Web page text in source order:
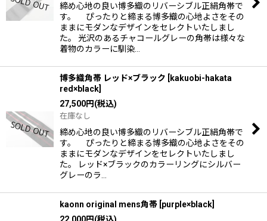
締め心地の良い博多織のリバーシブル正絹角帯で
す。 ぴったりと締まる博多織の心地よさをその
ままにモダンなデザインをセレクトいたしまし
た。 光沢のあるチャコールグレーの角帯は様々な
着物のカラーに馴染…
博多織角帯 レッド×ブラック
kakuobi-hakata
red×black
27,500円(税込)
在庫なし
締め心地の良い博多織のリバーシブル正絹角帯で
す。 ぴったりと締まる博多織の心地よさをその
ままにモダンなデザインをセレクトいたしまし
た。 レッド×ブラックのカラーリングにシルバー
グレーのラ…
kaonn original mens角帯 purple×black
22,000円(税込)